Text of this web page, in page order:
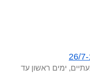
ימים ראשון עד